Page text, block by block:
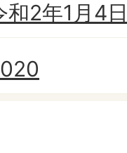
和2年1月4